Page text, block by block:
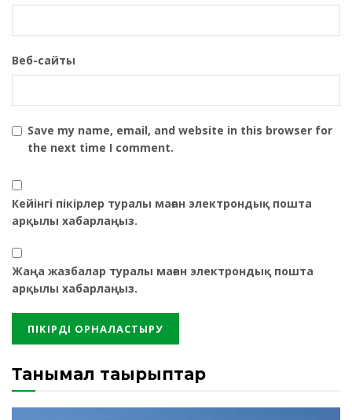
Веб-сайты
Save my name, email, and website in this browser for
the next time I comment.
Кейінгі пікірлер туралы маған электрондық пошта
арқылы хабарлаңыз.
Жаңа жазбалар туралы маған электрондық пошта
арқылы хабарлаңыз.
Танымал тақырыптар